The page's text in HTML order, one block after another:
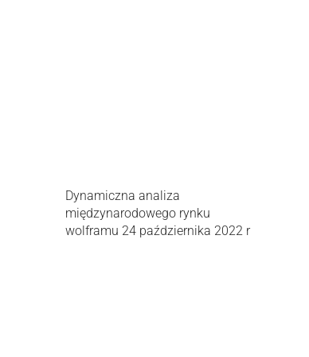
Dynamiczna analiza
międzynarodowego rynku
wolframu 24 października 2022 r